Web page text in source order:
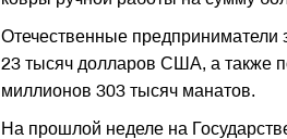
Отечественные предприниматели
23 тысяч долларов США, а также
миллионов 303 тысяч манатов.
На прошлой неделе на